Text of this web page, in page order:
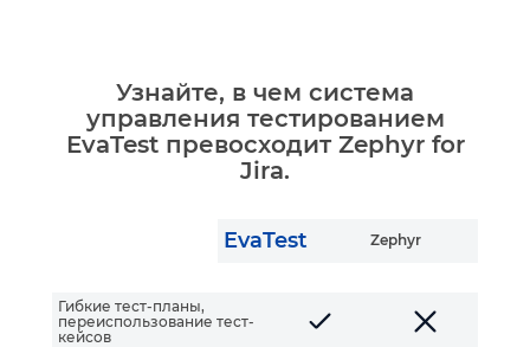
Узнайте, в чем система
управления тестированием
EvaTest превосходит Zephyr for
Jira.
EvaTest Zephyr
Гибкие тест-планы,
переиспользование тест-
кейсов